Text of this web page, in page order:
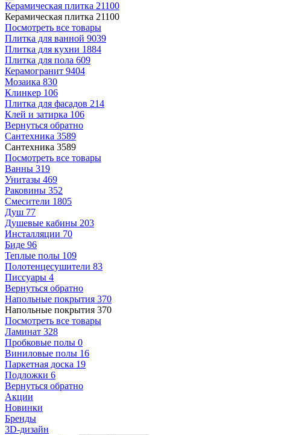
Керамическая плитка 21100
Керамическая плитка 21100
Посмотреть все товары
Плитка для ванной 9039
Плитка для кухни 1884
Плитка для пола 609
Керамогранит 9404
Мозаика 830
Клинкер 106
Плитка для фасадов 214
Клей и затирка 106
Вернуться обратно
Сантехника 3589
Сантехника 3589
Посмотреть все товары
Ванны 319
Унитазы 469
Раковины 352
Смесители 1805
Душ 77
Душевые кабины 203
Инсталляции 70
Биде 96
Теплые полы 109
Полотенцесушители 83
Писсуары 4
Вернуться обратно
Напольные покрытия 370
Напольные покрытия 370
Посмотреть все товары
Ламинат 328
Пробковые полы 0
Виниловые полы 16
Паркетная доска 19
Подложки 6
Вернуться обратно
Акции
Новинки
Бренды
3D-дизайн